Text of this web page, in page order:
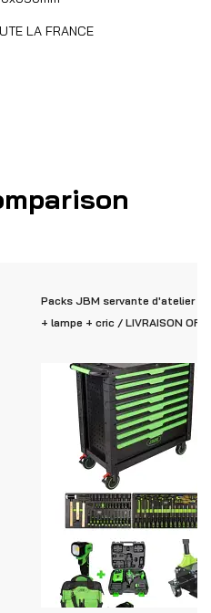
LA FRANCE
Packs JBM servante d'atelier
+ lampe + cric / LIVRAISON